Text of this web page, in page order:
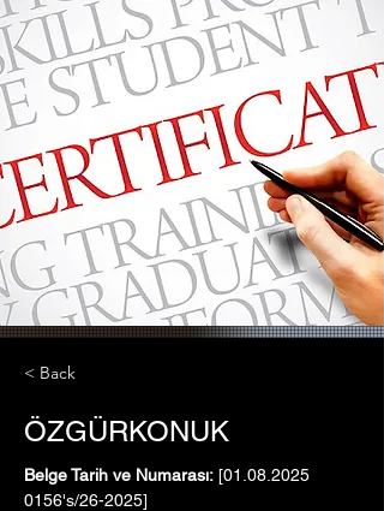
< Back
ÖZGÜRKONUK
Belge Tarih ve Numarası: [01.08.2025
0156's/26-2025]